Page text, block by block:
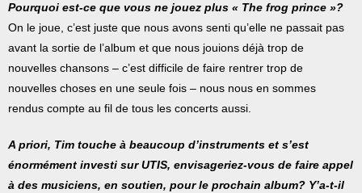
Pourquoi est-ce que vous ne jouez plus « The frog prince »?
On le joue, c’est juste que nous avons senti qu’elle ne passait pas
avant la sortie de l’album et que nous jouions déjà trop de
nouvelles chansons – c’est difficile de faire rentrer trop de
nouvelles choses en une seule fois – nous nous en sommes
rendus compte au fil de tous les concerts aussi.
A priori, Tim touche à beaucoup d’instruments et s’est
énormément investi sur UTIS, envisageriez-vous de faire appel
à des musiciens, en soutien, pour le prochain album? Y’a-t-il